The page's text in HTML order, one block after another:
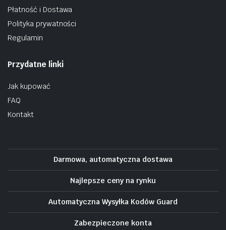
Płatność i Dostawa
Polityka prywatności
Regulamin
Przydatne linki
Jak kupować
FAQ
Kontakt
Darmowa, automatyczna dostawa
Najlepsze ceny na rynku
Automatyczna Wysyłka Kodów Guard
Zabezpieczone konta